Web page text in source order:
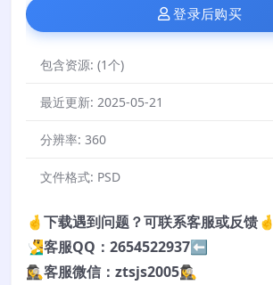
登录后购买
包含资源: (1个)
最近更新: 2025-05-21
分辨率: 360
文件格式: PSD
🤞下载遇到问题？可联系客服或反馈🤞
🧏‍♂️客服QQ：2654522937⬅️
🕵️‍♀️客服微信：ztsjs2005🕵️‍♀️